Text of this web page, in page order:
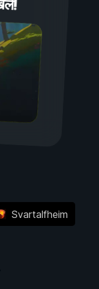
Svartalfheim